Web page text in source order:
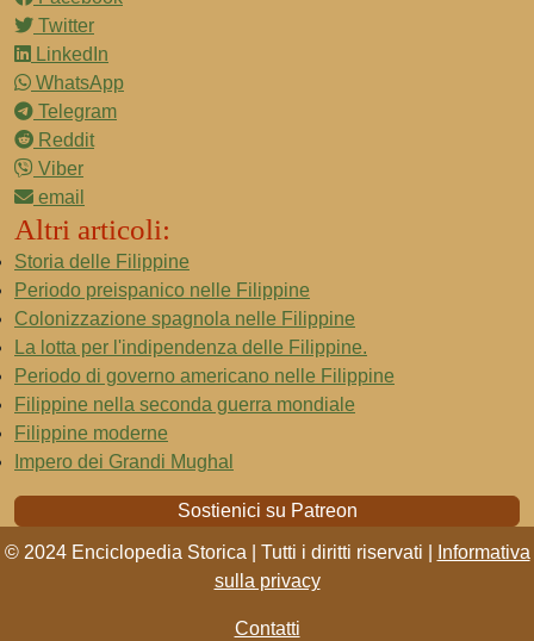
Twitter
LinkedIn
WhatsApp
Telegram
Reddit
Viber
email
Altri articoli:
Storia delle Filippine
Periodo preispanico nelle Filippine
Colonizzazione spagnola nelle Filippine
La lotta per l'indipendenza delle Filippine.
Periodo di governo americano nelle Filippine
Filippine nella seconda guerra mondiale
Filippine moderne
Impero dei Grandi Mughal
Sostienici su Patreon
© 2024 Enciclopedia Storica | Tutti i diritti riservati |
Informativa
sulla privacy
Contatti